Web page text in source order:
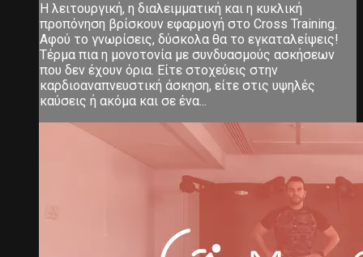
Η λειτουργική, η διαλειμματική και η κυκλική
προπόνηση βρίσκουν εφαρμογή στο Cross Training.
Αφού το γνωρίσεις, δύσκολα θα το εγκαταλείψεις!
Τέρμα πια η μονοτονία με συνδυασμούς ασκήσεων
που δεν έχουν όρια. Είτε στοχεύεις στην
καρδιοαναπνευστική άσκηση, είτε στις υψηλές
καύσεις ή ακόμα και σε ένα...